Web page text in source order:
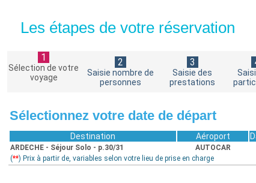
Les étapes de votre réservation
1
Sélection de votre
voyage
2
Saisie nombre de
personnes
3
Saisie des
prestations
Sélectionnez votre date de départ
Destination Aéroport
ARDECHE - Séjour Solo - p.30/31 AUTOCAR
(**) Prix à partir de, variables selon votre lieu de prise en charge